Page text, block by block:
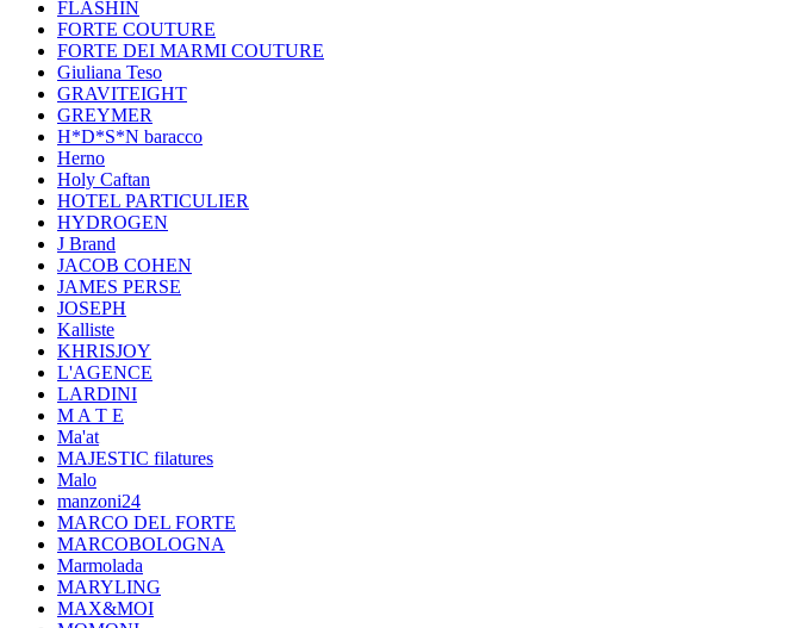
FLASHIN
FORTE COUTURE
FORTE DEI MARMI COUTURE
Giuliana Teso
GRAVITEIGHT
GREYMER
H*D*S*N baracco
Herno
Holy Caftan
HOTEL PARTICULIER
HYDROGEN
J Brand
JACOB COHEN
JAMES PERSE
JOSEPH
Kalliste
KHRISJOY
L'AGENCE
LARDINI
M A T E
Ma'at
MAJESTIC filatures
Malo
manzoni24
MARCO DEL FORTE
MARCOBOLOGNA
Marmolada
MARYLING
MAX&MOI